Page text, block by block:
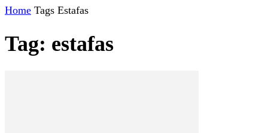
Home Tags Estafas
Tag: estafas